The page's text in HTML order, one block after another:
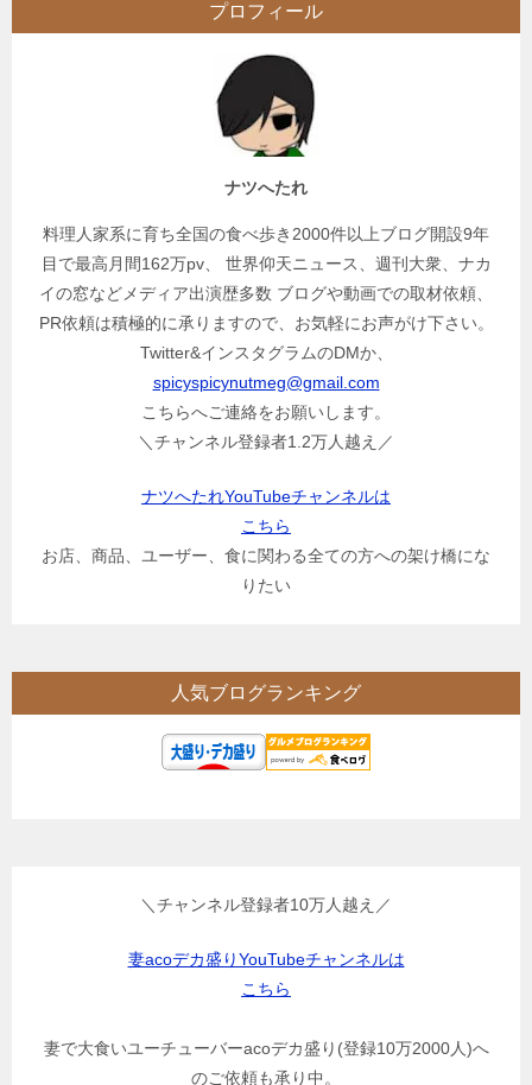
プロフィール
ナツへたれ
料理人家系に育ち全国の食べ歩き2000件以上ブログ開設9年
目で最高月間162万pv、 世界仰天ニュース、週刊大衆、ナカ
イの窓などメディア出演歴多数 ブログや動画での取材依頼、
PR依頼は積極的に承りますので、お気軽にお声がけ下さい。
Twitter&インスタグラムのDMか、
spicyspicynutmeg@gmail.com
こちらへご連絡をお願いします。
＼チャンネル登録者1.2万人越え／
ナツへたれYouTubeチャンネルは
こちら
お店、商品、ユーザー、食に関わる全ての方への架け橋にな
りたい
人気ブログランキング
＼チャンネル登録者10万人越え／
妻acoデカ盛りYouTubeチャンネルは
こちら
妻で大食いユーチューバーacoデカ盛り(登録10万2000人)へ
のご依頼も承り中。